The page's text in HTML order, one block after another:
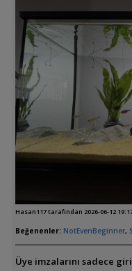
Hasan117 tarafından 2026-06-12
Beğenenler: NotEvenBeginner,
Üye imzalarını sadece